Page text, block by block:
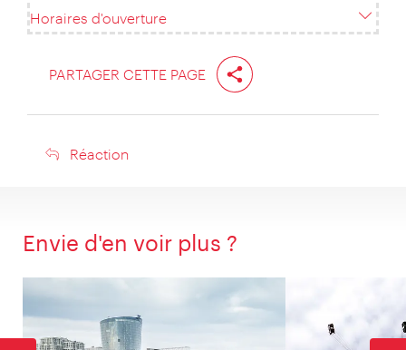
Horaires d'ouverture
PARTAGER CETTE PAGE
Réaction
Réaction
Envie d'en voir plus ?